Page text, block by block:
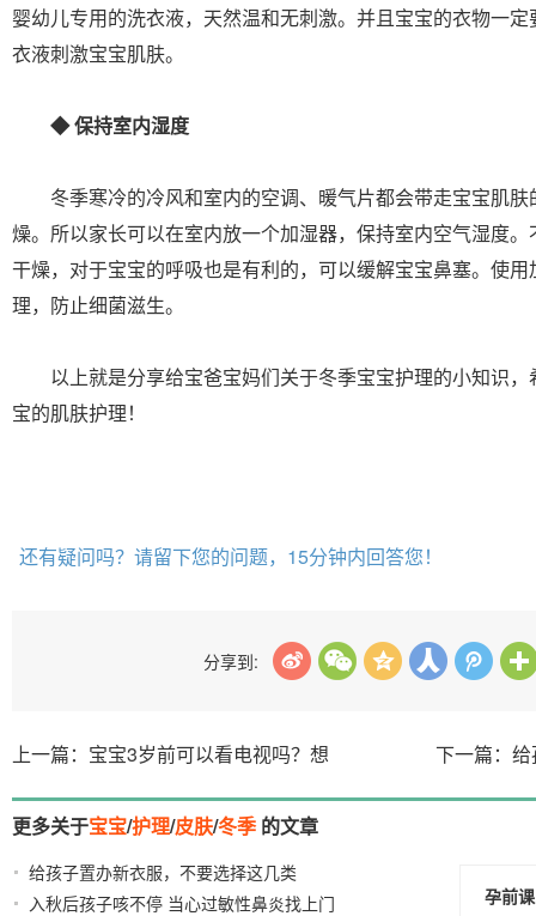
婴幼儿专用的洗衣液，天然温和无刺激。并且宝宝的衣物一
衣液刺激宝宝肌肤。
◆ 保持室内湿度
冬季寒冷的冷风和室内的空调、暖气片都会带走宝宝肌肤
燥。所以家长可以在室内放一个加湿器，保持室内空气湿度
干燥，对于宝宝的呼吸也是有利的，可以缓解宝宝鼻塞。使
理，防止细菌滋生。
以上就是分享给宝爸宝妈们关于冬季宝宝护理的小知识，
宝的肌肤护理！
还有疑问吗？请留下您的问题，15分钟内回答您！
分享到:
上一篇：宝宝3岁前可以看电视吗？想 下一篇：
更多关于宝宝/护理/皮肤/冬季的文章
给孩子置办新衣服，不要选择这几类
入秋后孩子咳不停 当心过敏性鼻炎找上门
孕前